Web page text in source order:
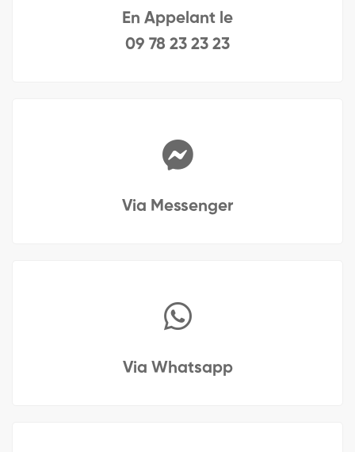
En Appelant le
09 78 23 23 23
Via Messenger
Via Whatsapp